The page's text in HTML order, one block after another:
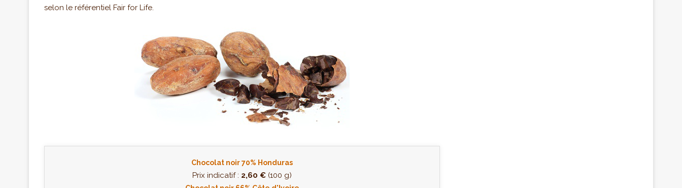
selon le référentiel Fair for Life.
Chocolat noir 70% Honduras
Prix indicatif : 2,60 € (100 g)